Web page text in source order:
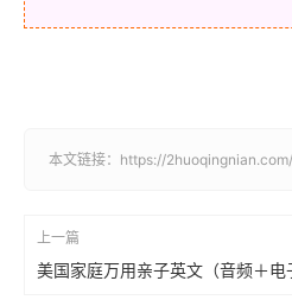
本文链接： https://
上一篇
美国家庭万用亲子英文（音频＋电